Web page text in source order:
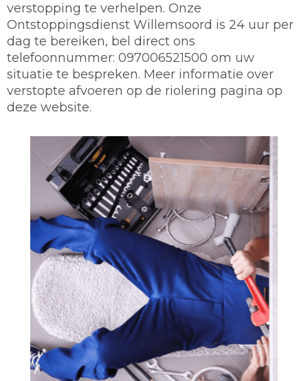
verstopping te verhelpen. Onze
Ontstoppingsdienst Willemsoord is 24 uur per
dag te bereiken, bel direct ons
telefoonnummer: 097006521500 om uw
situatie te bespreken. Meer informatie over
verstopte afvoeren op de riolering pagina op
deze website.